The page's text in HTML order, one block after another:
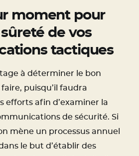
moment pour
de vos
tactiques
à déterminer le bon
puisqu’il faudra
efforts afin d’examiner la
de sécurité. Si
mène un processus annuel
le but d’établir des